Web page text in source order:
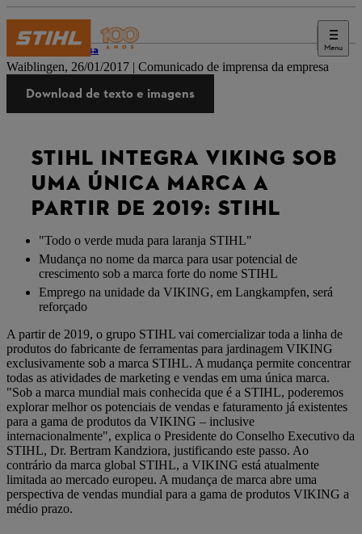
Menu
Imprensa
Waiblingen, 26/01/2017 | Comunicado de imprensa da empresa
Download de texto e imagens
STIHL INTEGRA VIKING SOB
UMA ÚNICA MARCA A
PARTIR DE 2019: STIHL
"Todo o verde muda para laranja STIHL"
Mudança no nome da marca para usar potencial de
crescimento sob a marca forte do nome STIHL
Emprego na unidade da VIKING, em Langkampfen, será
reforçado
A partir de 2019, o grupo STIHL vai comercializar toda a linha de
produtos do fabricante de ferramentas para jardinagem VIKING
exclusivamente sob a marca STIHL. A mudança permite concentrar
todas as atividades de marketing e vendas em uma única marca.
"Sob a marca mundial mais conhecida que é a STIHL, poderemos
explorar melhor os potenciais de vendas e faturamento já existentes
para a gama de produtos da VIKING – inclusive
internacionalmente", explica o Presidente do Conselho Executivo da
STIHL, Dr. Bertram Kandziora, justificando este passo. Ao
contrário da marca global STIHL, a VIKING está atualmente
limitada ao mercado europeu. A mudança de marca abre uma
perspectiva de vendas mundial para a gama de produtos VIKING a
médio prazo.